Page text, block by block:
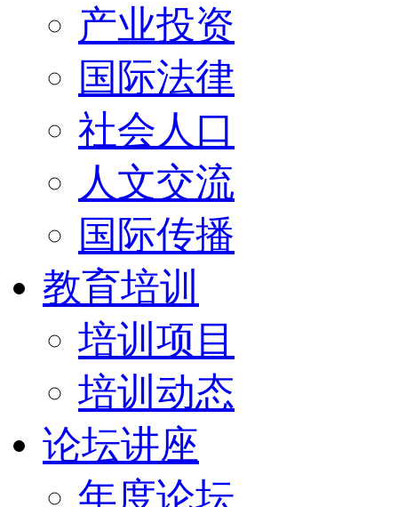
产业投资
国际法律
社会人口
人文交流
国际传播
教育培训
培训项目
培训动态
论坛讲座
年度论坛